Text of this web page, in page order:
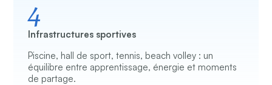
4
Infrastructures sportives
Piscine, hall de sport, tennis, beach volley : un
équilibre entre apprentissage, énergie et moments
de partage.